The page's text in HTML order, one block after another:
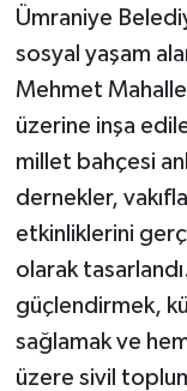
Ümraniye
sosyal yaşam
Mehmet
üzerine inşa
millet bahçesi
dernekler,
etkinliklerini
olarak
güçlendirmek,
sağlamak ve
üzere sivil